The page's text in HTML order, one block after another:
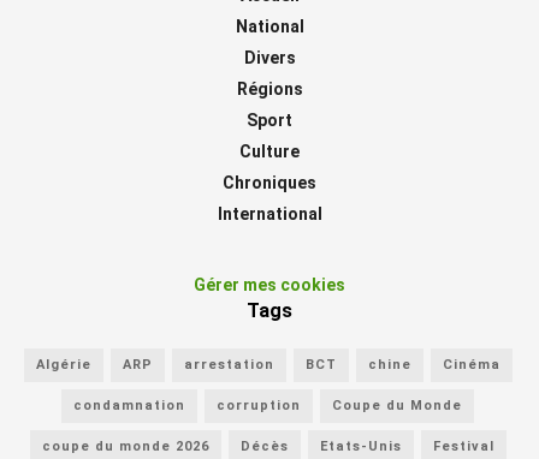
National
Divers
Régions
Sport
Culture
Chroniques
International
Gérer mes cookies
Tags
Algérie ARP arrestation BCT chine Cinéma
condamnation corruption Coupe du Monde
coupe du monde 2026 Décès Etats-Unis Festival